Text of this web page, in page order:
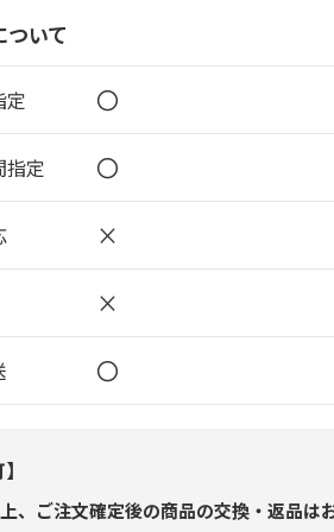
いて
定 〇
指定 〇
×
×
〇
、ご注文確定後の商品の交換・返品は